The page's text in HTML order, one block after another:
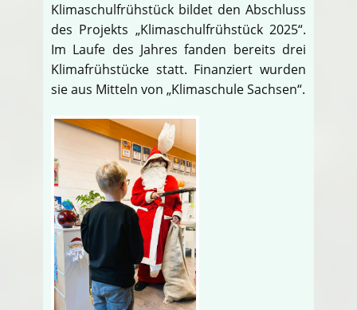
Klimaschulfrühstück bildet den Abschluss
des Projekts „Klimaschulfrühstück 2025“.
Im Laufe des Jahres fanden bereits drei
Klimafrühstücke statt. Finanziert wurden
sie aus Mitteln von „Klimaschule Sachsen“.